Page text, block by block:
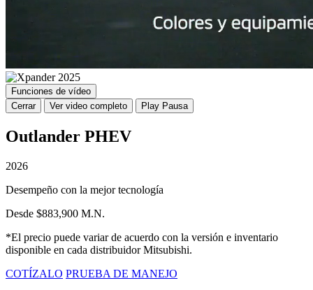
Funciones de vídeo
Cerrar
Ver video completo Play Pausa
Outlander PHEV
2026
Desempeño con la mejor tecnología
Desde $883,900 M.N.
*El precio puede variar de acuerdo con la versión e inventario
disponible en cada distribuidor Mitsubishi.
COTÍZALO PRUEBA DE MANEJO